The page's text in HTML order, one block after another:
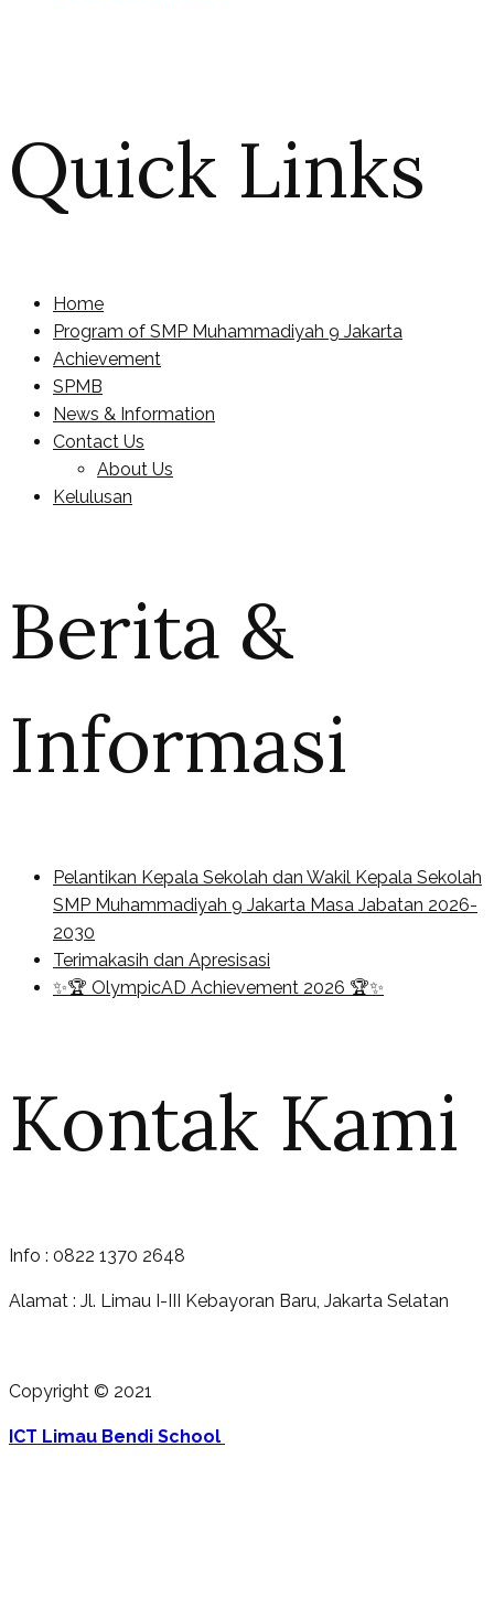
Quick Links
Home
Program of SMP Muhammadiyah 9 Jakarta
Achievement
SPMB
News & Information
Contact Us
About Us
Kelulusan
Berita &
Informasi
Pelantikan Kepala Sekolah dan Wakil Kepala Sekolah
SMP Muhammadiyah 9 Jakarta Masa Jabatan 2026-
2030
Terimakasih dan Apresisasi
✨🏆 OlympicAD Achievement 2026 🏆✨
Kontak Kami
Info : 0822 1370 2648
Alamat : Jl. Limau I-III Kebayoran Baru, Jakarta Selatan
Copyright © 2021
ICT Limau Bendi School